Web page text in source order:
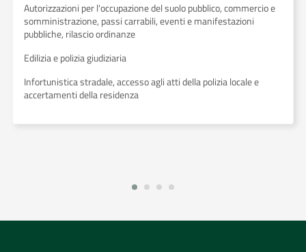
Autorizzazioni per l'occupazione del suolo pubblico, commercio e
somministrazione, passi carrabili, eventi e manifestazioni
pubbliche, rilascio ordinanze
Edilizia e polizia giudiziaria
Infortunistica stradale, accesso agli atti della polizia locale e
accertamenti della residenza